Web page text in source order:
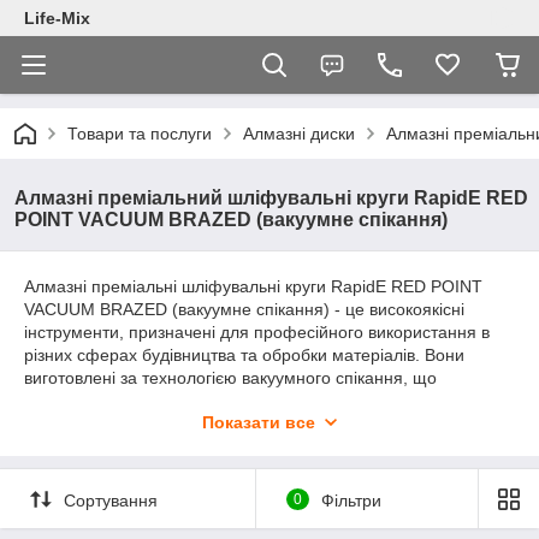
Life-Mix
Товари та послуги Алмазні диски Алмазні
Алмазні преміальний шліфувальні круги RapidE RED
POINT VACUUM BRAZED (вакуумне спікання)
Алмазні преміальні шліфувальні круги RapidE RED POINT
VACUUM BRAZED (вакуумне спікання) - це високоякісні
інструменти, призначені для професійного використання в
різних сферах будівництва та обробки матеріалів. Вони
виготовлені за технологією вакуумного спікання, що
Основні характеристики:
Матеріал: Використання алмазного зерна найвищої
якості забезпечує ефективну і швидку обробку твердих
матеріалів, таких як граніт, мармур, бетон та інші
Показати все
Сортування 0 Фільтри